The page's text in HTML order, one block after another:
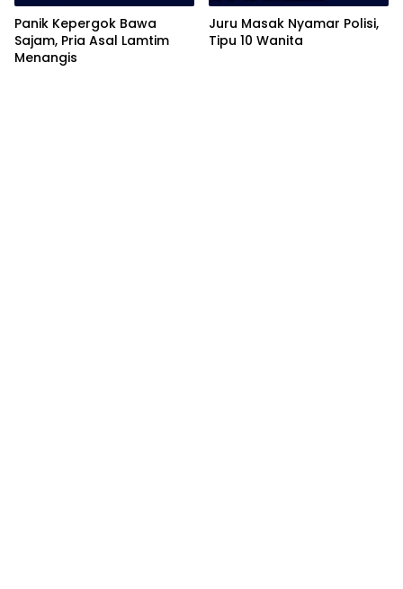
Panik Kepergok Bawa
Sajam, Pria Asal Lamtim
Menangis
Juru Masak Nyamar Polisi,
Tipu 10 Wanita